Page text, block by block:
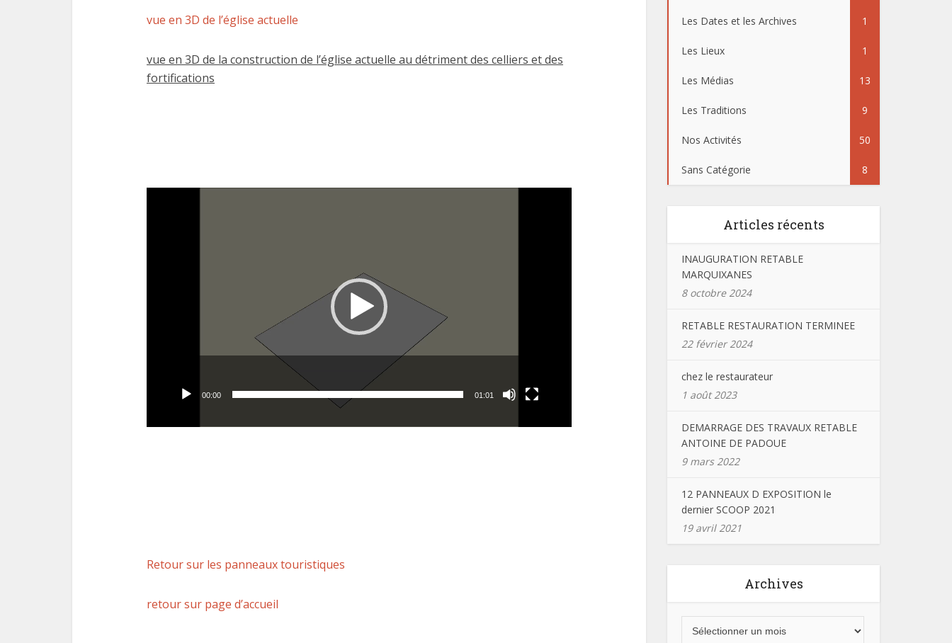
vue en 3D de l’église actuelle
vue en 3D de la construction de l’église actuelle au détriment des celliers et des
fortifications
00:00 01:01
Retour sur les panneaux touristiques
retour sur page d’accueil
Les Dates et les Archives 1
Les Lieux 1
Les Médias 13
Les Traditions 9
Nos Activités 50
Sans Catégorie 8
Articles récents
INAUGURATION RETABLE
MARQUIXANES
8 octobre 2024
RETABLE RESTAURATION TERMINEE
22 février 2024
chez le restaurateur
1 août 2023
DEMARRAGE DES TRAVAUX RETABLE
ANTOINE DE PADOUE
9 mars 2022
12 PANNEAUX D EXPOSITION le
dernier SCOOP 2021
19 avril 2021
Archives